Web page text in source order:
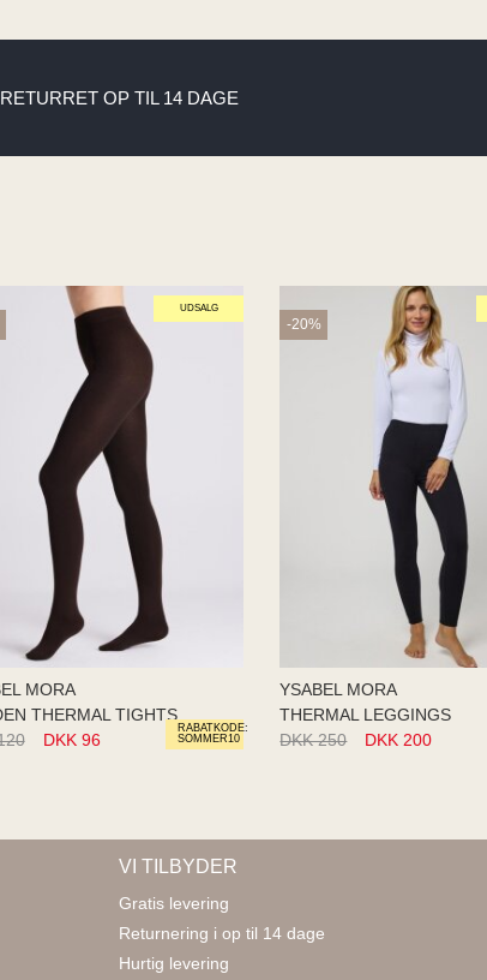
RETURRET OP TIL 14 DAGE
UDSALG
RABATKODE:
SOMMER10
MORA
THERMAL TIGHTS
DKK 96
-20%
YSABEL MORA
THERMAL LEGGINGS
DKK 250
DKK 200
VI TILBYDER
Gratis levering
Returnering i op til 14 dage
Hurtig levering